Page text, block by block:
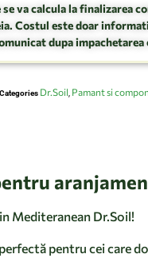
va calcula la finalizarea
Costul este doar
dupa impachetarea
Categories Dr.Soil Pamant si
Mediteranean Dr.Soil!
pentru cei care